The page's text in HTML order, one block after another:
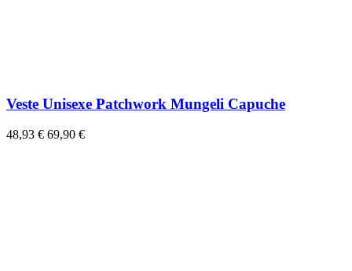
Veste Unisexe Patchwork Mungeli Capuche
48,93 € 69,90 €